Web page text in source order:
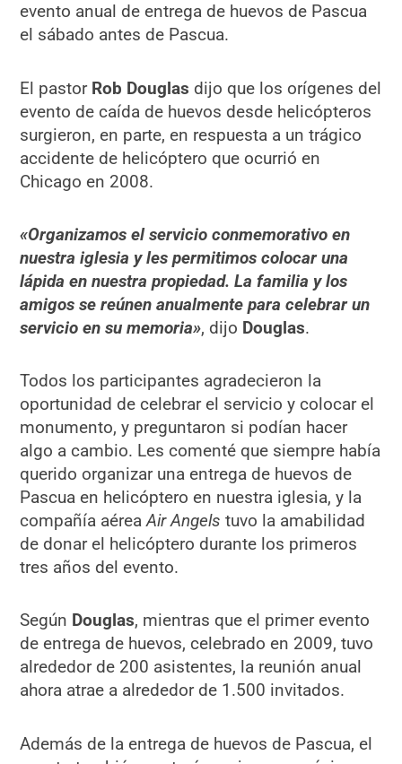
evento anual de entrega de huevos de Pascua
el sábado antes de Pascua.
El pastor Rob Douglas dijo que los orígenes del
evento de caída de huevos desde helicópteros
surgieron, en parte, en respuesta a un trágico
accidente de helicóptero que ocurrió en
Chicago en 2008.
«Organizamos el servicio conmemorativo en
nuestra iglesia y les permitimos colocar una
lápida en nuestra propiedad. La familia y los
amigos se reúnen anualmente para celebrar un
servicio en su memoria», dijo Douglas.
Todos los participantes agradecieron la
oportunidad de celebrar el servicio y colocar el
monumento, y preguntaron si podían hacer
algo a cambio. Les comenté que siempre había
querido organizar una entrega de huevos de
Pascua en helicóptero en nuestra iglesia, y la
compañía aéreaAir Angels tuvo la amabilidad
de donar el helicóptero durante los primeros
tres años del evento.
Según Douglas, mientras que el primer evento
de entrega de huevos, celebrado en 2009, tuvo
alrededor de 200 asistentes, la reunión anual
ahora atrae a alrededor de 1.500 invitados.
Además de la entrega de huevos de Pascua, el